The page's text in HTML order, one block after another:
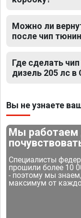
Можно ли
после чип
Где сделать
дизель 205 лс в
Вы не узнаете
Мы работаем
Специалисты
прошили более 10
- поэтому мы
максимум от